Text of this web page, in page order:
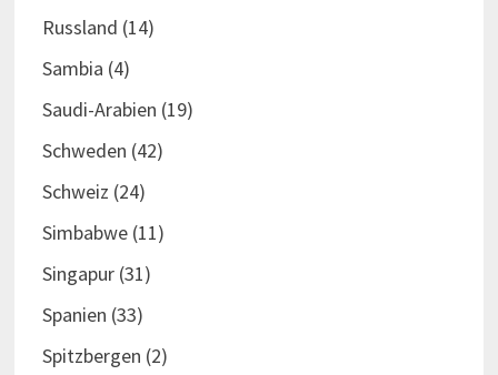
Russland (14)
Sambia (4)
Saudi-Arabien (19)
Schweden (42)
Schweiz (24)
Simbabwe(11)
Singapur(31)
Spanien (33)
Spitzbergen (2)